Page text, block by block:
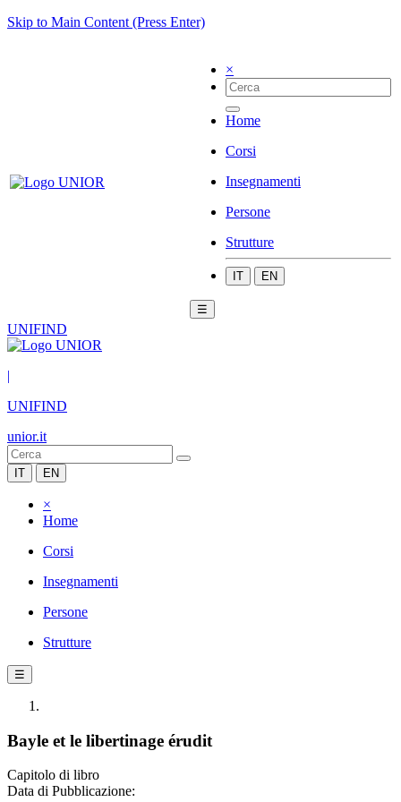
Skip to Main Content (Press Enter)
×
Home
Corsi
Insegnamenti
Persone
Strutture
IT EN
☰
UNIFIND
|
UNIFIND
unior.it
IT EN
×
Home
Corsi
Insegnamenti
Persone
Strutture
☰
Bayle et le libertinage érudit
Capitolo di libro
Data di Pubblicazione: